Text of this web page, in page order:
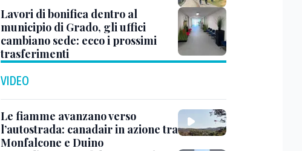
Lavori di bonifica dentro al
municipio di Grado, gli uffici
cambiano sede: ecco i prossimi
trasferimenti
VIDEO
Le fiamme avanzano verso
l’autostrada: canadair in azione tra
Monfalcone e Duino